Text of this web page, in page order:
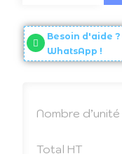
Besoin d'aide
WhatsApp !
Nombre d’unité
Total HT